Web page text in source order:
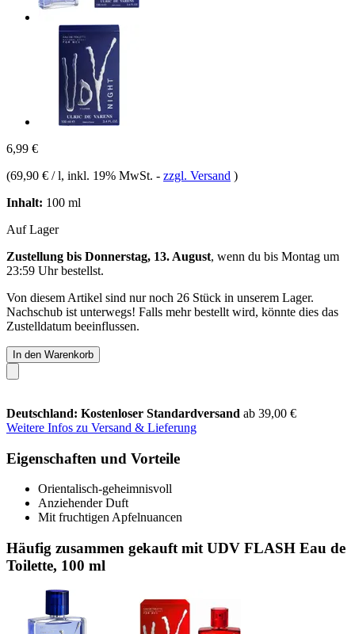
6,99 €
(69,90 € / l, inkl. 19% MwSt. - zzgl. Versand )
Inhalt: 100 ml
Auf Lager
Zustellung bis Donnerstag, 13. August, wenn du bis Montag um
23:59 Uhrbestellst.
Von diesem Artikel sind nur noch 26 Stück in unserem Lager.
Nachschub ist unterwegs! Falls mehr bestellt wird, könnte dies das
Zustelldatum beeinflussen.
In den Warenkorb
Deutschland: Kostenloser Standardversand ab 39,00 €
Weitere Infos zu Versand & Lieferung
Eigenschaften und Vorteile
Orientalisch-geheimnisvoll
Anziehender Duft
Mit fruchtigen Apfelnuancen
Häufig zusammen gekauft mit UDV FLASH Eau de
Toilette, 100 ml